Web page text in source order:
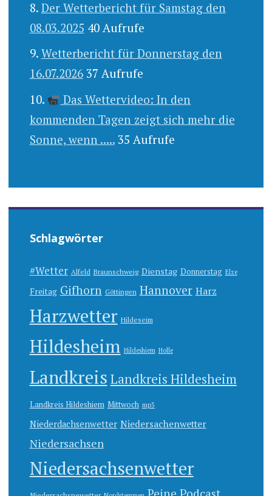
Der Wetterbericht für Samstag den
08.03.2025 40 Aufrufe
Wetterbericht für Donnerstag den
16.07.2026 37 Aufrufe
Das Wettervideo: In den
kommenden Tagen zeigt sich mehr die
Sonne, wenn ..... 35 Aufrufe
Schlagwörter
#Wetter Alfeld Braunschweig Dienstag Donnerstag Elze
Freitag Gifhorn Göttingen Hannover Harz
Harzwetter Hildeseim
Hildesheim Hildeshiem Holle
Landkreis Landkreis Hildesheim
Landkreis Hildeshiem Mittwoch mp3
Niederdachsenwetter Niedersachenwetter
Niedersachsen
Niedersachsenwetter